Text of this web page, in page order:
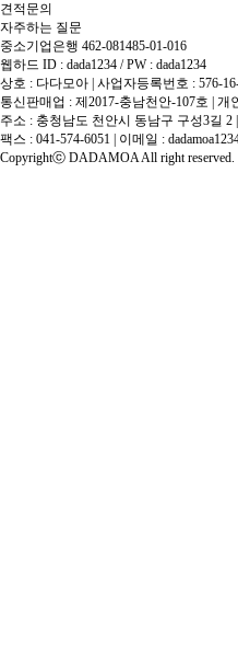
견적문의
자주하는 질문
중소기업은행 462-081485-01-016
웹하드 ID : dada1234 / PW : dada1234
상호 : 다다모아 | 사업자등록번호 : 576-
통신판매업 : 제2017-충남천안-107호 | 개
주소 : 충청남도 천안시 동남구 구성3길 2
팩스 : 041-574-6051 | 이메일 :
Copyrightⓒ DADAMOA All right reserved.